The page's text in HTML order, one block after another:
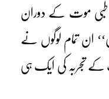
اس طبی موت کے دوران
ان تمام لوگوں نے
کے تجربہ کی ایک ہی